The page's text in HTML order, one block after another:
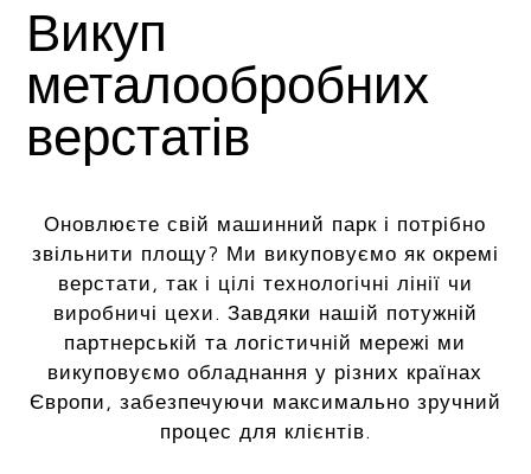
Викуп
металообробних
верстатів
Оновлюєте свій машинний парк і потрібно
звільнити площу? Ми викуповуємо як окремі
верстати, так і цілі технологічні лінії чи
виробничі цехи. Завдяки нашій потужній
партнерській та логістичній мережі ми
викуповуємо обладнання у різних країнах
Європи, забезпечуючи максимально зручний
процес для клієнтів.